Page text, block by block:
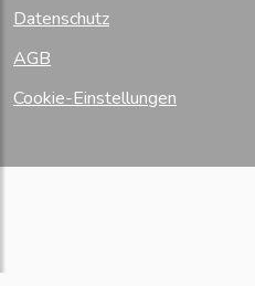
Datenschutz
AGB
Cookie-Einstellungen